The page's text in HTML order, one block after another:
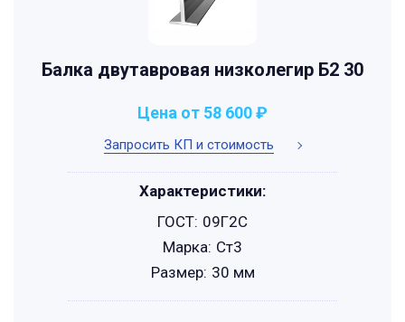
Балка двутавровая низколегир Б2 30
Запросить КП и стоимость
Цена от 58 600 ₽
Характеристики:
ГОСТ: 09Г2С
Марка: Ст3
Размер: 30 мм